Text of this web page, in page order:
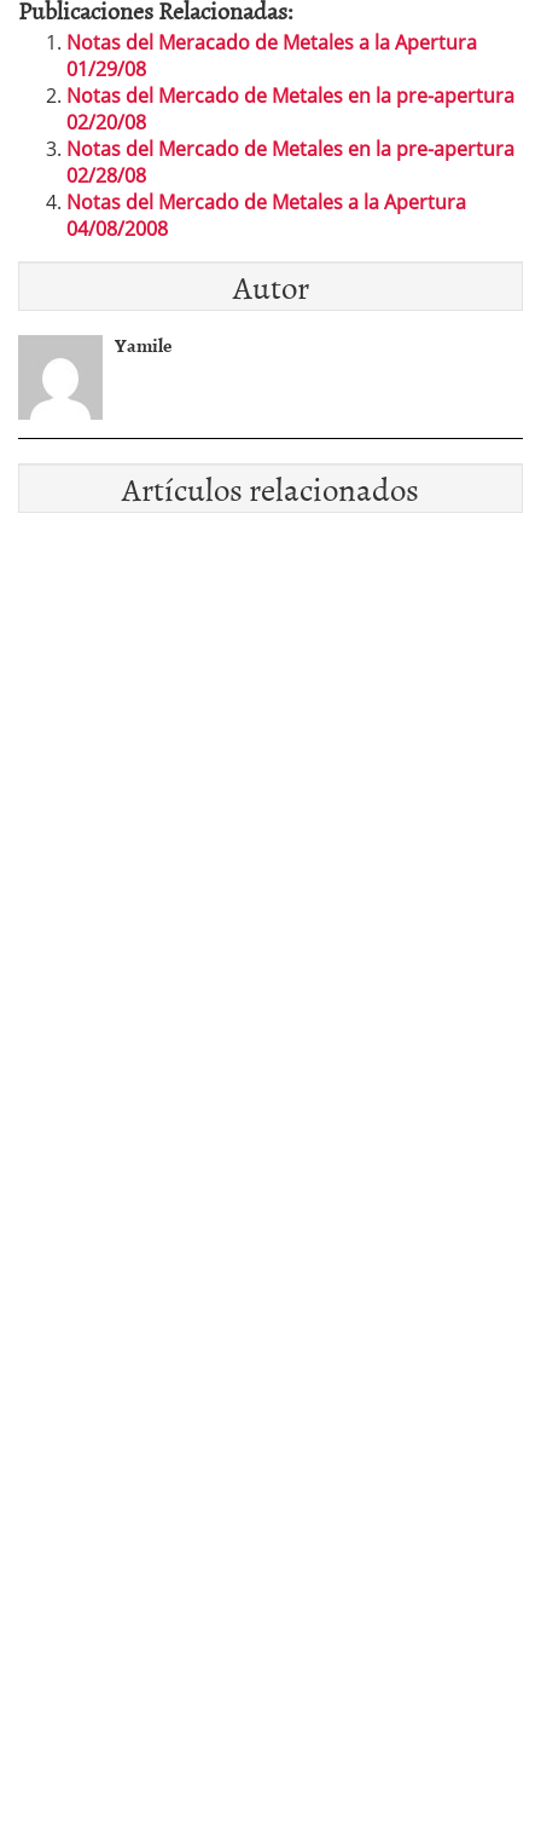
Publicaciones Relacionadas:
Notas del Meracado de Metales a la Apertura
01/29/08
Notas del Mercado de Metales en la pre-apertura
02/20/08
Notas del Mercado de Metales en la pre-apertura
02/28/08
Notas del Mercado de Metales a la Apertura
04/08/2008
Autor
Yamile
Artículos relacionados